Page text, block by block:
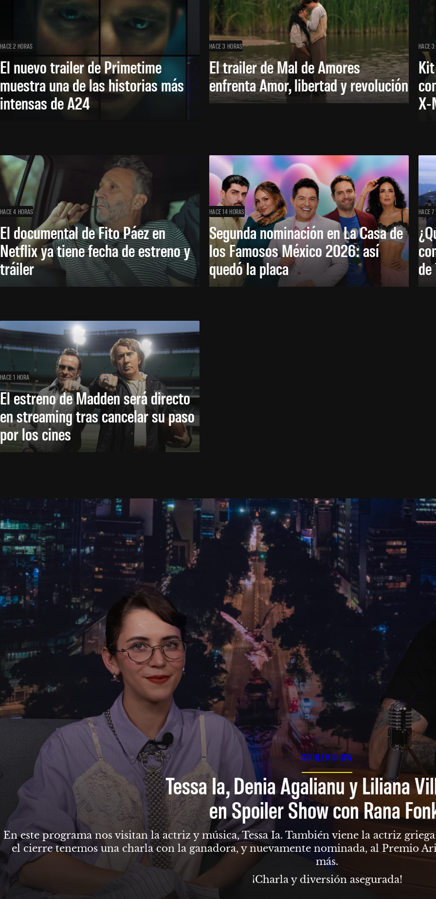
HACE 2 HORAS
El nuevo trailer de Primetime
muestra una de las historias más
intensas de A24
HACE 3 HORAS
El trailer de Mal de Amores
enfrenta Amor, libertad y revolución
HACE
X-
HACE 4 HORAS
El documental de Fito Páez en
Netflix ya tiene fecha de estreno y
tráiler
HACE 14 HORAS
Segunda nominación en La Casa de
los Famosos México 2026: así
quedó la placa
HACE
HACE 1 HORA
El estreno de Madden será directo
en streaming tras cancelar su paso
por los cines
SPOILER SHOW
Tessa Ia, Denia Agalianu y Liliana
en Spoiler Show con Rana
En este programa nos visitan la actriz y música, Tessa Ia. También viene la actriz
el cierre tenemos una charla con la ganadora, y nuevamente nominada, al Premio
más.
¡Charla y diversión asegurada!